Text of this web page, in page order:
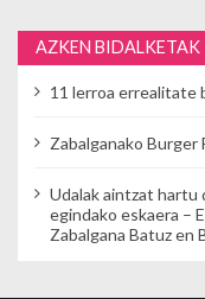
AZKEN BIDALKETAK
11 lerroa errealitate
Zabalganako Burger
Udalak aintzat hartu
egindako eskaera –
Zabalgana Batuz en